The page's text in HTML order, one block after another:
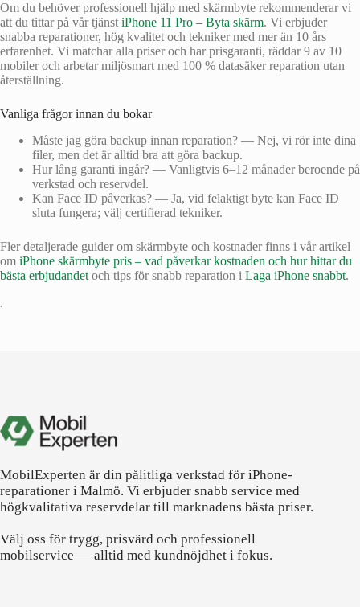
Om du behöver professionell hjälp med skärmbyte rekommenderar vi
att du tittar på vår tjänst iPhone 11 Pro – Byta skärm. Vi erbjuder
snabba reparationer, hög kvalitet och tekniker med mer än 10 års
erfarenhet. Vi matchar alla priser och har prisgaranti, räddar 9 av 10
mobiler och arbetar miljösmart med 100 % datasäker reparation utan
återställning.
Vanliga frågor innan du bokar
Måste jag göra backup innan reparation? — Nej, vi rör inte dina
filer, men det är alltid bra att göra backup.
Hur lång garanti ingår? — Vanligtvis 6–12 månader beroende på
verkstad och reservdel.
Kan Face ID påverkas? — Ja, vid felaktigt byte kan Face ID
sluta fungera; välj certifierad tekniker.
Fler detaljerade guider om skärmbyte och kostnader finns i vår artikel
om iPhone skärmbyte pris – vad påverkar kostnaden och hur hittar du
bästa erbjudandet och tips för snabb reparation i Laga iPhone snabbt.
•
MobilExperten är din pålitliga verkstad för iPhone-
reparationer i Malmö. Vi erbjuder snabb service med
högkvalitativa reservdelar till marknadens bästa priser.
Välj oss för trygg, prisvärd och professionell
mobilservice — alltid med kundnöjdhet i fokus.